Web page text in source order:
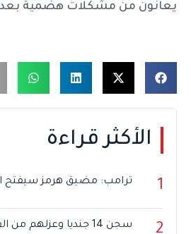
يعانون من مشكلات هضمية بعد
الأكثر قراءة
1 ترامب: مضيق هرمز سيفتح
2
سجن 14 جنديا وعزلهم